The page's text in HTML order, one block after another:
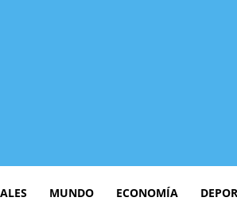
MUNDO ECONOMÍA